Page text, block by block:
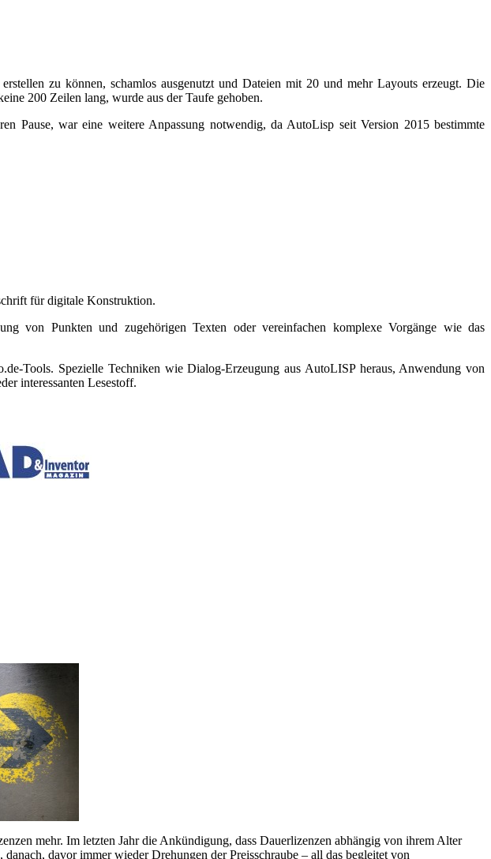
zu können, schamlos ausgenutzt und Dateien mit 20 und mehr Layouts erzeugt. Die
200 Zeilen lang, wurde aus der Taufe gehoben.
war eine weitere Anpassung notwendig, da AutoLisp seit Version 2015 bestimmte
für digitale Konstruktion.
von Punkten und zugehörigen Texten oder vereinfachen komplexe Vorgänge wie das
Tools. Spezielle Techniken wie Dialog-Erzeugung aus AutoLISP heraus, Anwendung von
interessanten Lesestoff.
mehr. Im letzten Jahr die Ankündigung, dass Dauerlizenzen abhängig von ihrem Alter
danach, davor immer wieder Drehungen der Preisschraube – all das begleitet von